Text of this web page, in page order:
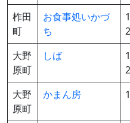
柞田
町
お食事処いかづ
ち
大野
原町
しば
大野
原町
かまん房